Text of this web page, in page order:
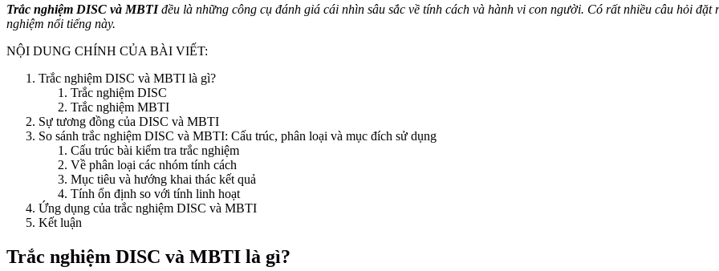
Trắc nghiệm DISC và MBTIđều là những công cụ đánh giá cái nhìn sâu sắc về tính cách và hành vi con người. Có rất nhiều câu hỏi
nghiệm nổi tiếng này.
NỘI DUNG CHÍNH CỦA BÀI VIẾT:
Trắc nghiệm DISC và MBTI là gì?
Trắc nghiệm DISC
Trắc nghiệm MBTI
Sự tương đồng của DISC và MBTI
So sánh trắc nghiệm DISC và MBTI: Cấu trúc, phân loại và mục đích sử dụng
Cấu trúc bài kiểm tra trắc nghiệm
Về phân loại các nhóm tính cách
Mục tiêu và hướng khai thác kết quả
Tính ổn định so với tính linh hoạt
Ứng dụng của trắc nghiệm DISC và MBTI
Kết luận
Trắc nghiệm DISC và MBTI là gì?